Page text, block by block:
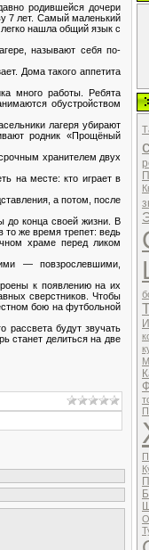
родившейся дочери
7 лет. Самый маленький
нашла общий язык с
называют себя по-
Дома такого аппетита
много работы. Ребята
обустройством
лагеря убирают
родник «Прощёный
хранителем двух
на месте: кто играет в
а потом, после
до конца своей жизни. В
то же время трепет: ведь
храме перед ликом
— повзрослевшими,
к появлению на их
сверстников. Чтобы
бою на футбольной
рассвета будут звучать
станет делиться на две